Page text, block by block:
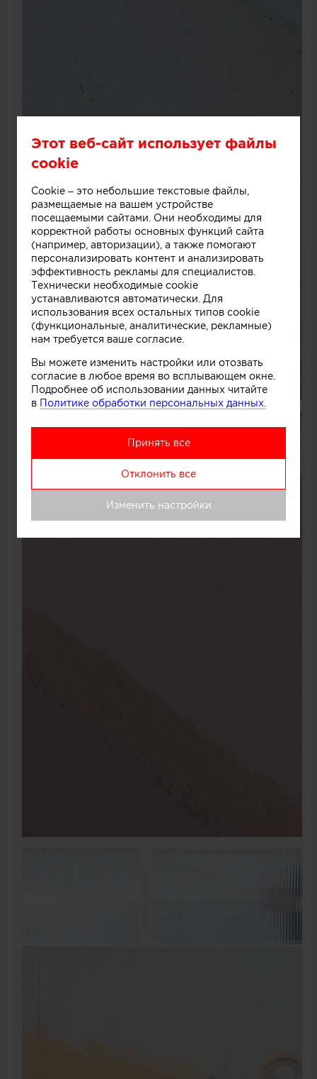
Этот веб-сайт использует файлы
cookie
Cookie – это небольшие текстовые файлы,
размещаемые на вашем устройстве
посещаемыми сайтами. Они необходимы для
корректной работы основных функций сайта
(например, авторизации), а также помогают
персонализировать контент и анализировать
эффективность рекламы для специалистов.
Технически необходимые cookie
устанавливаются автоматически. Для
использования всех остальных типов cookie
(функциональные, аналитические, рекламные)
нам требуется ваше согласие.
Вы можете изменить настройки или отозвать
согласие в любое время во всплывающем окне.
Подробнее об использовании данных читайте
в Политике обработки персональных данных.
Принять все
Отклонить все
Изменить настройки